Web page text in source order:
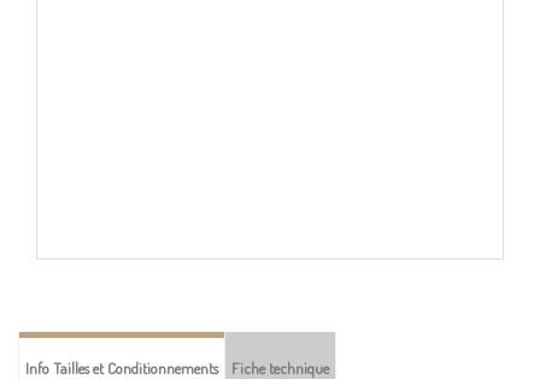
Info Tailles et Conditionnements Fiche technique